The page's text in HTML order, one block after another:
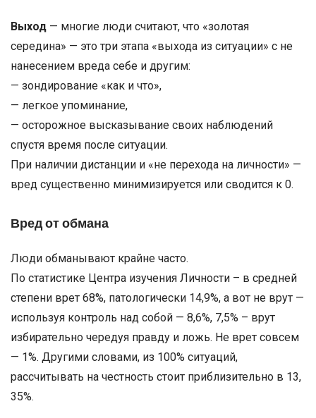
Выход — многие люди считают, что «золотая
середина» — это три этапа «выхода из ситуации» с не
нанесением вреда себе и другим:
— зондирование «как и что»,
— легкое упоминание,
— осторожное высказывание своих наблюдений
спустя время после ситуации.
При наличии дистанции и «не перехода на личности» —
вред существенно минимизируется или сводится к 0.
Вред от обмана
Люди обманывают крайне часто.
По статистике Центра изучения Личности – в средней
степени врет 68%, патологически 14,9%, а вот не врут —
используя контроль над собой — 8,6%, 7,5% – врут
избирательно чередуя правду и ложь. Не врет совсем
— 1%. Другими словами, из 100% ситуаций,
рассчитывать на честность стоит приблизительно в 13,
35%.